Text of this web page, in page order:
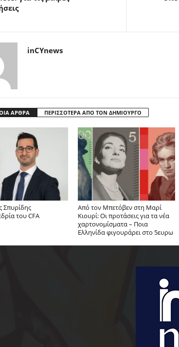
inCYnews
ΑΡΘΡΑ ΠΕΡΙΣΣΟΤΕΡΑ ΑΠΟ ΤΟΝ ΔΗΜΙΟΥΡΓΟ
Σπυρίδης
του CFA
Από τον Μπετόβεν στη Μαρί
Κιουρί: Οι προτάσεις για τα νέα
χαρτονομίσματα – Ποια
Ελληνίδα φιγουράρει στο 5ευρω